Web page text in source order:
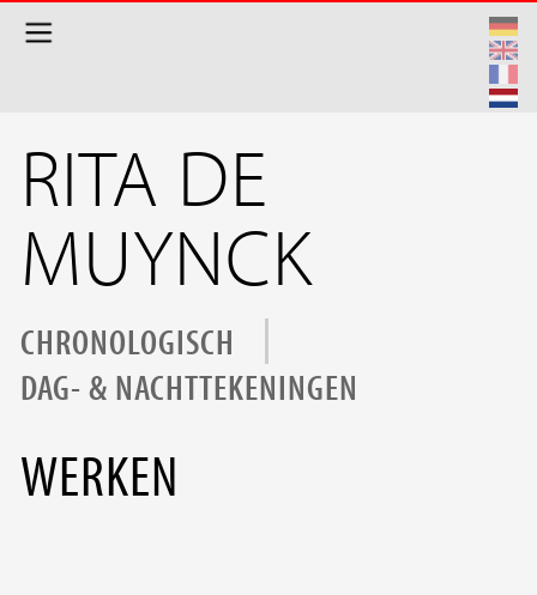
RITA DE
MUYNCK
CHRONOLOGISCH
DAG- & NACHTTEKENINGEN
WERKEN